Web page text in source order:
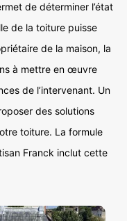
de déterminer l’état
de la toiture puisse
de la maison, la
à mettre en œuvre
de l’intervenant. Un
des solutions
toiture. La formule
Franck inclut cette